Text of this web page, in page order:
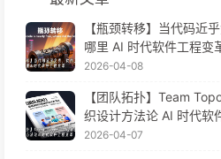
【瓶颈转移】当代码近
哪里 AI 时代软件工程
2026-04-08
【团队拓扑】Team
织设计方法论 AI 时代
2026-04-07